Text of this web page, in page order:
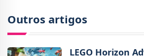
Outros artigos
LEGO Horizon